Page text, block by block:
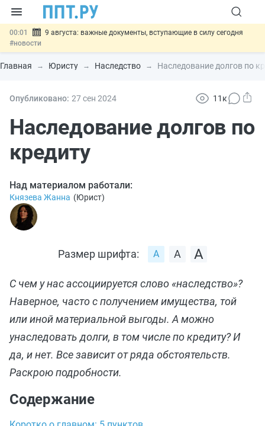
00:01
9 августа: важные документы, вступающие в силу сегодня
#новости
07.08 Подписан закон о блокировке продажи опасных товаров через
«Честный знак»#новости
07.08 Госпошлину за устранение ошибок в документах предлагают
07.08
отношений #новости
Главная Юристу Наследство Наследование долгов по
Опубликовано: 27 сен 2024 11к
Наследование долгов по
кредиту
Над материалом работали:
Князева Жанна (Юрист)
Размер шрифта:
С чем у нас ассоциируется слово «наследство»?
Наверное, часто с получением имущества, той
или иной материальной выгоды. А можно
унаследовать долги, в том числе по кредиту? И
да, и нет. Все зависит от ряда обстоятельств.
Раскрою подробности.
Содержание